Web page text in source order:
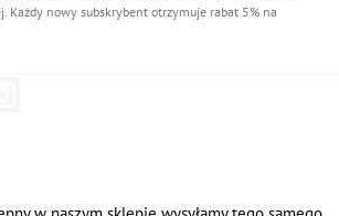
Każdy nowy subskrybent otrzymuje rabat 5% na